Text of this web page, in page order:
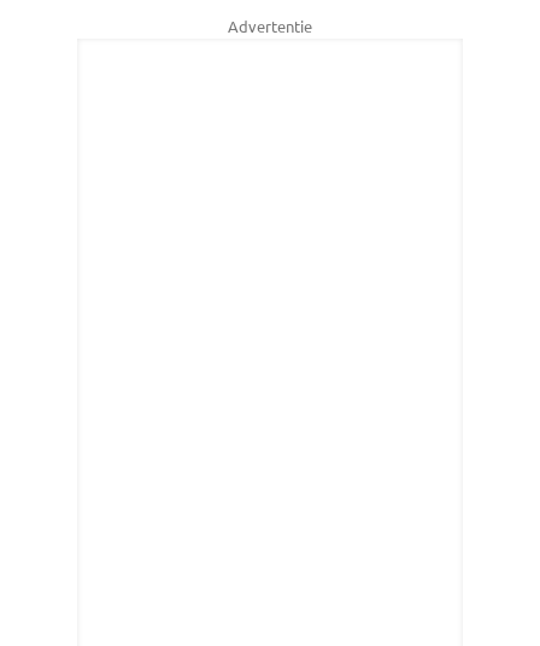
Advertentie